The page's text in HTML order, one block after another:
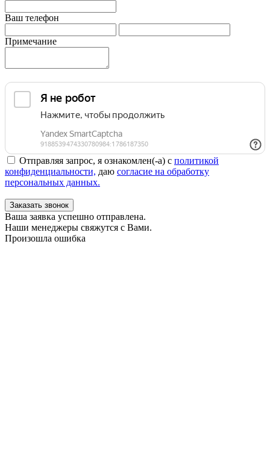
Ваш телефон
Примечание
Отправляя запрос, я ознакомлен(-а) с политикой
конфиденциальности, даю согласие на обработку
персональных данных.
Заказать звонок
Ваша заявка успешно отправлена.
Наши менеджеры свяжутся с Вами.
Произошла ошибка